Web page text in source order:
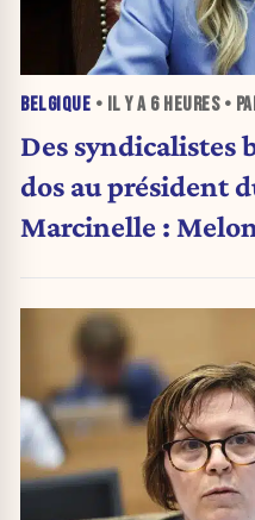
BELGIQUE • IL Y A 6 HEURES•
Des syndicalistes
dos au président
Marcinelle :